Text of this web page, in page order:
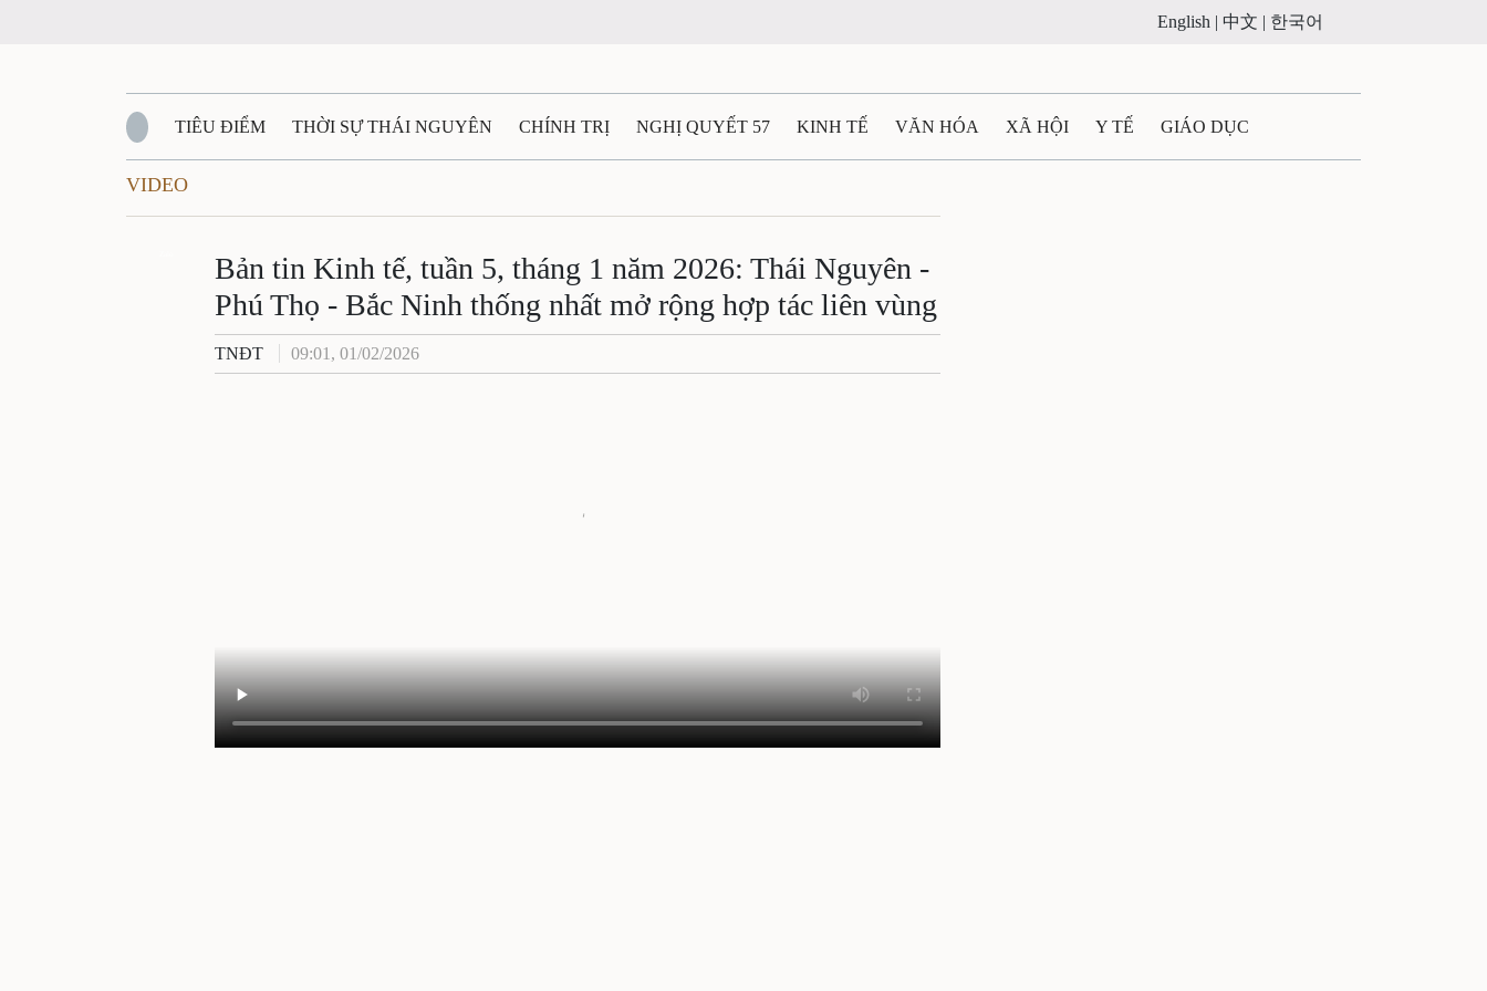
English | 中文 | 한국어
TIÊU ĐIỂM THỜI SỰ THÁI NGUYÊN CHÍNH TRỊ NGHỊ QUYẾT 57 KINH TẾ VĂN HÓA XÃ HỘI Y TẾ GIÁO DỤC
QUỐC PHÒNG - AN NINH
QUÊ HƯƠNG - ĐẤT NƯỚC QUỐC TẾ TÀI NGUYÊN - MÔI TRƯỜNG THỂ THAO THÔNG TIN - QUẢNG CÁO
VĂN BẢN, CHÍNH SÁCH MỚI VĂN NGHỆ THÁI NGUYÊN VIDEO CÁC ĐỀ ÁN TRỌNG TÂM
VIDEO
Bản tin Kinh tế, tuần 5, tháng 1 năm 2026: Thái Nguyên -
Phú Thọ - Bắc Ninh thống nhất mở rộng hợp tác liên vùng
TNĐT 09:01, 01/02/2026